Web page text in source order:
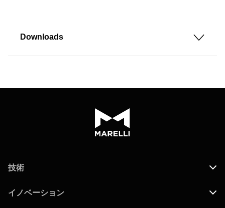
Downloads
技術
イノベーション